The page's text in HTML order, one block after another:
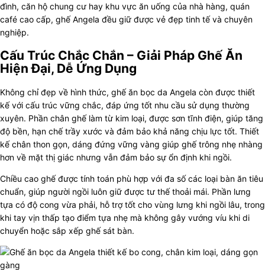
đình, căn hộ chung cư hay khu vực ăn uống của nhà hàng, quán
café cao cấp, ghế Angela đều giữ được vẻ đẹp tinh tế và chuyên
nghiệp.
Cấu Trúc Chắc Chắn – Giải Pháp Ghế Ăn
Hiện Đại, Dễ Ứng Dụng
Không chỉ đẹp về hình thức, ghế ăn bọc da Angela còn được thiết
kế với cấu trúc vững chắc, đáp ứng tốt nhu cầu sử dụng thường
xuyên. Phần chân ghế làm từ kim loại, được sơn tĩnh điện, giúp tăng
độ bền, hạn chế trầy xước và đảm bảo khả năng chịu lực tốt. Thiết
kế chân thon gọn, dáng đứng vững vàng giúp ghế trông nhẹ nhàng
hơn về mặt thị giác nhưng vẫn đảm bảo sự ổn định khi ngồi.
Chiều cao ghế được tính toán phù hợp với đa số các loại bàn ăn tiêu
chuẩn, giúp người ngồi luôn giữ được tư thế thoải mái. Phần lưng
tựa có độ cong vừa phải, hỗ trợ tốt cho vùng lưng khi ngồi lâu, trong
khi tay vịn thấp tạo điểm tựa nhẹ mà không gây vướng víu khi di
chuyển hoặc sắp xếp ghế sát bàn.